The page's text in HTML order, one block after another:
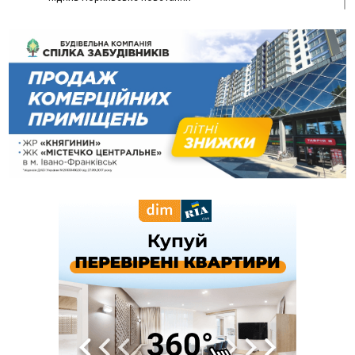
штрафу від ТЦК за неявку по повістці
12:26
ВІДЕО Про франківських лікарів, які рятують військових
від фантомного болю, зняли документальний фільм
11:12
Україна придбала у Туреччини 70 ракет ATACMS та 12
пускових установок M270
08 Серпня
20:25
На Буковині біля межі з Прикарпаттям зафіксували
землетрус
погоду на Прикарпатті у найближчі дні
У Франківську мотоцикліст врізався в інший двоколісник,
збив жінку й утік: його розшукали та затримали
Частина школярів не матимуть фізичних підручників на 1
вересня через російські обстріли — МОН
На Рогатинщині рештки тварин спалювали просто в полі:
поліція розслідує отруєння земель
Пірс, ігровий майданчик і зона для пікніків: оголосили
тендер на 7 мільйонів на благоустрій Німецького озера